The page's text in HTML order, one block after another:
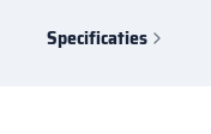
Specificaties